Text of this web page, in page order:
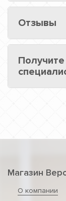
Отзывы
Магазин
О компании